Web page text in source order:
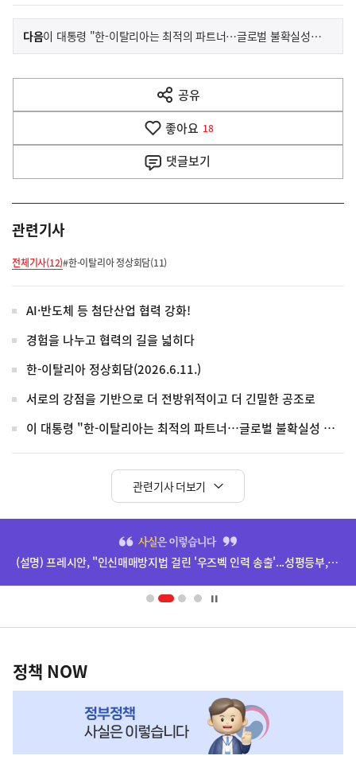
이
전
다
음
다음기
사
이 대통령 "한-이탈리아는 최적의 파트너…글로벌 불확실성 함께 헤쳐나가야"
공유
열
기
좋아요 18
댓글보기
관련기사
전체기사(12)#한-이탈리아 정상회담(11)
AI·반도체 등 첨단산업 협력 강화!
경험을 나누고 협력의 길을 넓히다
한-이탈리아 정상회담(2026.6.11.)
서로의 강점을 기반으로 더 전방위적이고 더 긴밀한 공조로
이 대통령 "한-이탈리아는 최적의 파트너…글로벌 불확실성 함께 헤쳐나가야"
관련기사 더보기
배
영
(설명) 프레시안, "인신매매방지법 걸린 '우즈벡 인력 송출'...성평등부,노동·법무부에 개선 요청" 관련
책
NOW,
정책 NOW